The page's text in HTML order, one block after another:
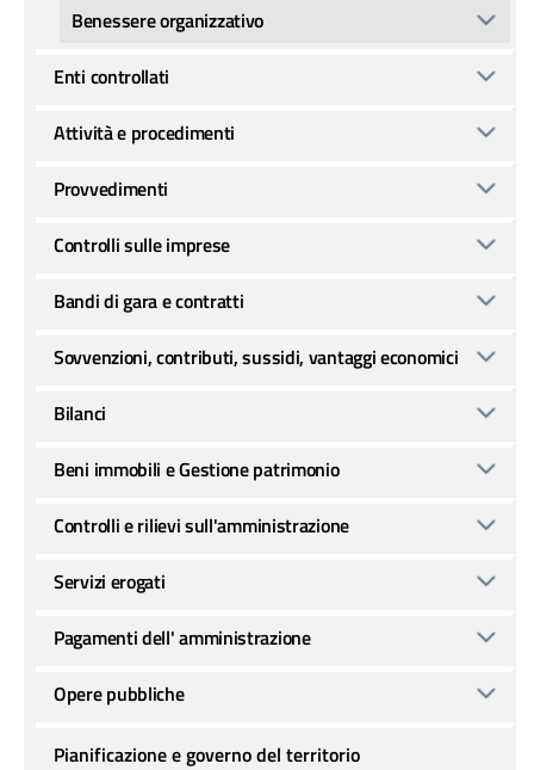
Benessere organizzativo
Enti controllati
Attività e procedimenti
Provvedimenti
Controlli sulle imprese
Bandi di gara e contratti
Sovvenzioni, contributi, sussidi, vantaggi economici
Bilanci
Beni immobili e Gestione patrimonio
Controlli e rilievi sull'amministrazione
Servizi erogati
Pagamenti dell' amministrazione
Opere pubbliche
Pianificazione e governo del territorio